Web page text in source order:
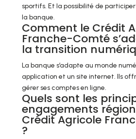
sportifs. Et la possibilité de
la banque.
Comment le Crédit
Franche-Comté
la transition
La banque s’adapte au monde
application et un site internet. Ils
gérer ses comptes en ligne.
Quels sont les
engagements
Crédit Agricole
?